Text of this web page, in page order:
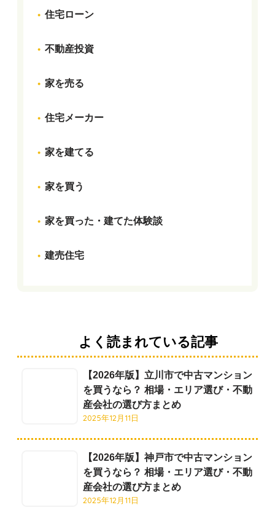
住宅ローン
不動産投資
家を売る
住宅メーカー
家を建てる
家を買う
家を買った・建てた体験談
建売住宅
よく読まれている記事
【2026年版】立川市で中古マンション
を買うなら？ 相場・エリア選び・不動
産会社の選び方まとめ
2025年12月11日
【2026年版】神戸市で中古マンション
を買うなら？ 相場・エリア選び・不動
産会社の選び方まとめ
2025年12月11日